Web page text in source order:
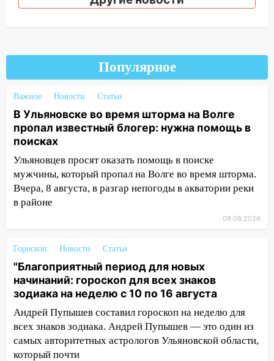
Ульяновской области
08:30 Поджог со свечой, 16 сгоревших
домов и выстрел за водку
07:50 Какая погоды будет днем 8
августа
06:45
Ульяновске останется закрытым до
утра 10 августа
05:18
встреча
04:47 В Ульяновской области объявили
ракетную опасность: звучат сирены
07.08.2026
20:40 Ульяновские аграрии смогут
купить тракторы с отсрочкой платежа
до декабря
Популярное
Важное Новости Статьи
В Ульяновске во время шторма на Волге
пропал известный блогер: нужна помощь в
поисках
Ульяновцев просят оказать помощь в поиске
мужчины, который пропал на Волге во время шторма.
Вчера, 8 августа, в разгар непогоды в акватории реки
в районе
09.08.2026
Гороскоп Новости Статьи
"Благоприятный период для новых
начинаний: гороскоп для всех знаков
зодиака на неделю с 10 по 16 августа
Андрей Пупышев составил гороскоп на неделю для
всех знаков зодиака. Андрей Пупышев — это один из
самых авторитетных астрологов Ульяновской области,
который почти